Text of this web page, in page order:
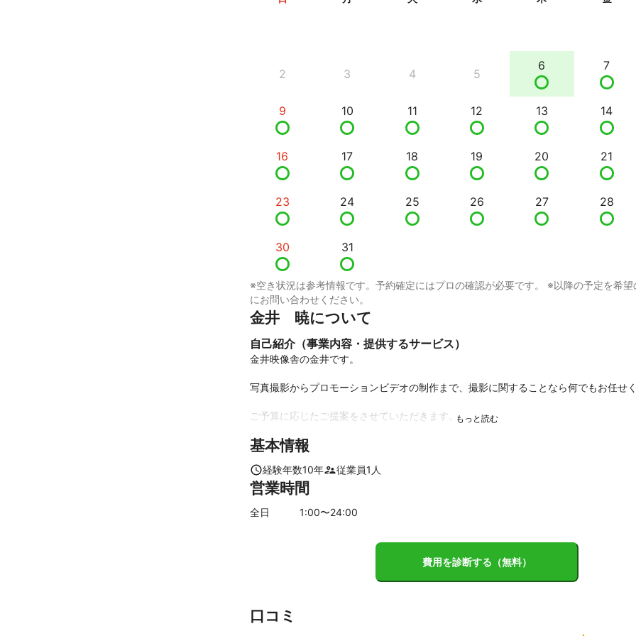
2 3 4 5
6 7
9 10 11 12 13 14
16 17 18 19 20 21
23 24 25 26 27 28
30 31
※空き状況は参考情報です。予約確定にはプロの確認が必要です。 ※以降の予定を希望
にお問い合わせください。
金井　暁について
自己紹介（事業内容・提供するサービス）
金井映像舎の金井です。
写真撮影からプロモーションビデオの制作まで、撮影に関することなら何でもお任せく
ご予算に応じたご提案をさせていただきます。
ブライダルでのライブエンドロール、記録ビデオ撮影、オープニングムービー、プロフ
主な撮影機材
ドローン　DJI Phantom4Pro MavicPro
グランドセイコーのプロモーションビデオの空撮担当
テレビ東京「水曜エンタ「証言者が激白！あの事件の知らなかったコトSP」へ空撮映
基本情報
経験年数10年 従業員1 人
営業時間
全日 1:00〜24:00
費用を診断する（無料）
口コミ